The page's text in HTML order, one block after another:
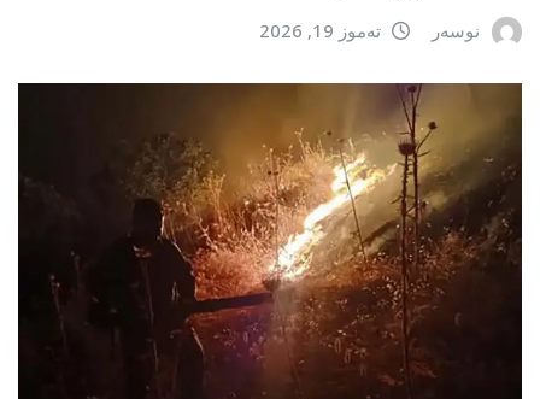
نوسەر تەموز 19, 2026